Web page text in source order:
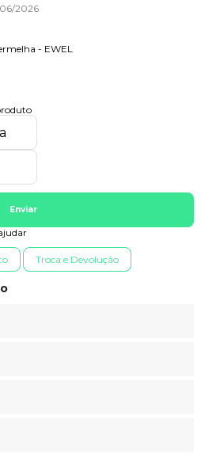
2026
- EWEL
Enviar
Troca e Devolução